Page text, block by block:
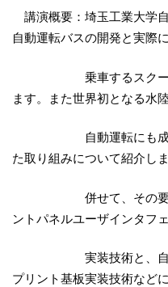
講演概要：埼玉工業大学
自動運転バスの開発と実際
乗車するスクールバ
ます。また世界初となる水
自動運転にも成功し
た取り組みについて紹介しま
併せて、その要素技
ントパネルユーザインタフ
実装技術と、自動運
プリント基板実装技術など